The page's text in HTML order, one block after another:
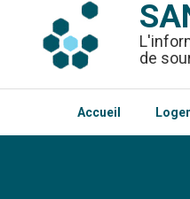
de
Accueil